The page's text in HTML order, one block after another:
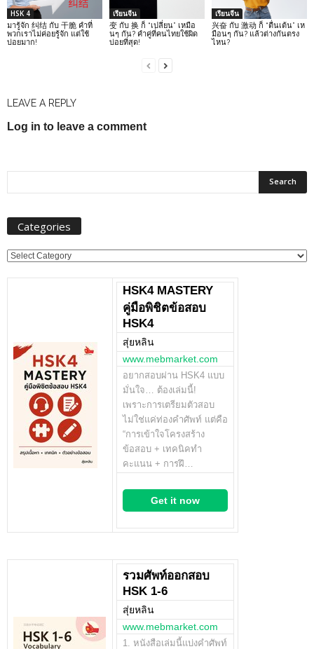
HSK 4
มารู้จัก 纠结 กับ 干脆 คำที่
พวกเราไม่ค่อยรู้จัก แต่ใช้
บ่อยมาก!
เรียนจีน
变 กับ 换 ก็ “เปลี่ยน” เหมือ
นๆ กัน? คำคู่ที่คนไทยใช้ผิด
บ่อยที่สุด!
เรียนจีน
兴奋 กับ 激动 ก็ “ตื่นเต้น” เห
มือนๆ กัน? แล้วต่างกันตรง
ไหน?
LEAVE A REPLY
Log in to leave a comment
Categories
Categories
HSK4 MASTERY
คู่มือพิชิตข้อสอบ
HSK4
สุ่ยหลิน
www.mebmarket.com
อยากสอบผ่าน HSK4 แบบ
มั่นใจ… ต้องเล่มนี้!
เพราะการเตรียมตัวสอบ
ไม่ใช่แค่ท่องคำศัพท์ แต่คือ
“การเข้าใจโครงสร้าง
ข้อสอบ + เทคนิคทำ
คะแนน + การฝึ…
Get it now
รวมศัพท์ออกสอบ
HSK 1-6
สุ่ยหลิน
www.mebmarket.com
1. หนังสือเล่มนี้แบ่งคำศัพท์